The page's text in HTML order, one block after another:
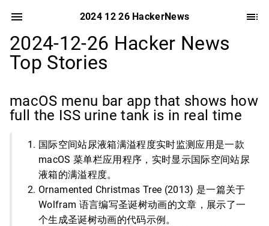
2024 12 26 HackerNews
2024-12-26 Hacker News
Top Stories
macOS menu bar app that shows how
full the ISS urine tank is in real time
国际空间站尿液箱满溢程度实时监测应用是一款
macOS 菜单栏应用程序，实时显示国际空间站尿
液箱的满溢程度。
Ornamented Christmas Tree (2013) 是一篇关于
Wolfram 语言编写圣诞树动画的文章，展示了一
个生成圣诞树动画的代码示例。